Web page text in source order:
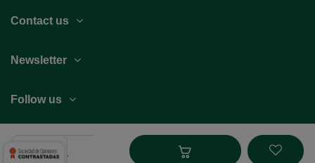
Contact us
Follow us
Newsletter